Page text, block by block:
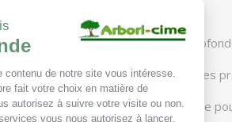
Fraisage du terrain en
Évacuation des indésirables
Passage de herse rotative